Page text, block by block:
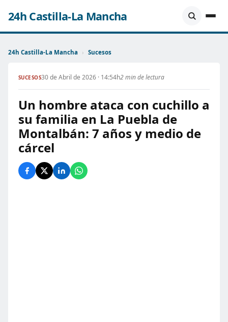
24h Castilla-La Mancha
24h Castilla-La Mancha › Sucesos
SUCESOS30 de Abril de 2026 · 14:54h2 min de lectura
Un hombre ataca con cuchillo a
su familia en La Puebla de
Montalbán: 7 años y medio de
cárcel